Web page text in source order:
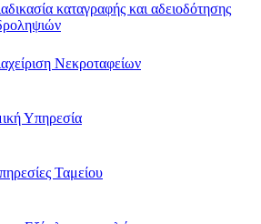
καταγραφής και αδειοδότησης
Νεκροταφείων
Υπηρεσία
Ταμείου